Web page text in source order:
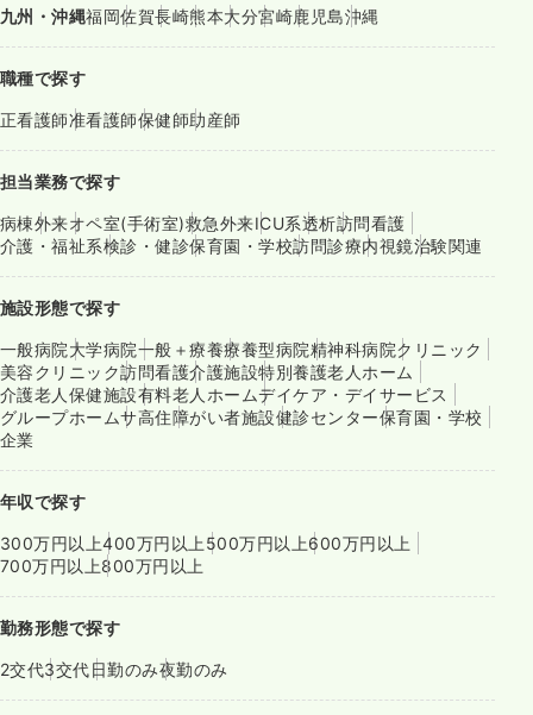
九州・沖縄福岡佐賀長崎熊本大分宮崎鹿児島沖縄
職種で探す
正看護師准看護師保健師助産師
担当業務で探す
病棟外来オペ室(手術室)救急外来ICU系透析訪問看護
介護・福祉系検診・健診保育園・学校訪問診療内視鏡治験関連
施設形態で探す
一般病院大学病院一般＋療養療養型病院精神科病院クリニック
美容クリニック訪問看護介護施設特別養護老人ホーム
介護老人保健施設有料老人ホームデイケア・デイサービス
グループホームサ高住障がい者施設健診センター保育園・学校
企業
年収で探す
300万円以上400万円以上 500万円以上600万円以上
700万円以上800万円以上
勤務形態で探す
2交代3交代日勤のみ夜勤のみ